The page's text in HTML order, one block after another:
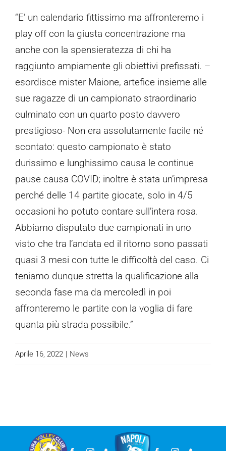
“E’ un calendario fittissimo ma affronteremo i
play off con la giusta concentrazione ma
anche con la spensieratezza di chi ha
raggiunto ampiamente gli obiettivi prefissati. –
esordisce mister Maione, artefice insieme alle
sue ragazze di un campionato straordinario
culminato con un quarto posto davvero
prestigioso- Non era assolutamente facile né
scontato: questo campionato è stato
durissimo e lunghissimo causa le continue
pause causa COVID; inoltre è stata un’impresa
perché delle 14 partite giocate, solo in 4/5
occasioni ho potuto contare sull’intera rosa.
Abbiamo disputato due campionati in uno
visto che tra l’andata ed il ritorno sono passati
quasi 3 mesi con tutte le difficoltà del caso. Ci
teniamo dunque stretta la qualificazione alla
seconda fase ma da mercoledì in poi
affronteremo le partite con la voglia di fare
quanta più strada possibile.”
Aprile 16, 2022 | News